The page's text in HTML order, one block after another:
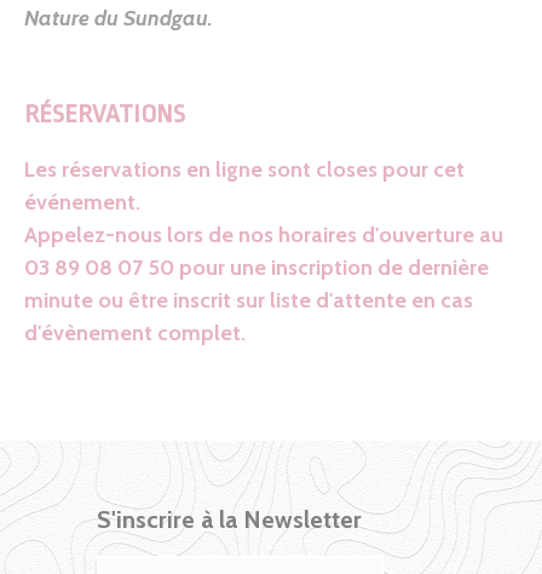
Nature du Sundgau.
RÉSERVATIONS
Les réservations en ligne sont closes pour cet
événement.
Appelez-nous lors de nos horaires d'ouverture au
03 89 08 07 50 pour une inscription de dernière
minute ou être inscrit sur liste d'attente en cas
d'évènement complet.
S'inscrire à la Newsletter